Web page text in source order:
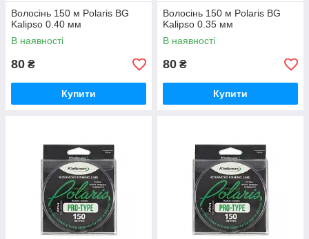
Волосінь 150 м Polaris BG
Kalipso 0.40 мм
В наявності
80 ₴
Купити
Волосінь 150 м Polaris BG
Kalipso 0.35 мм
В наявності
80 ₴
Купити